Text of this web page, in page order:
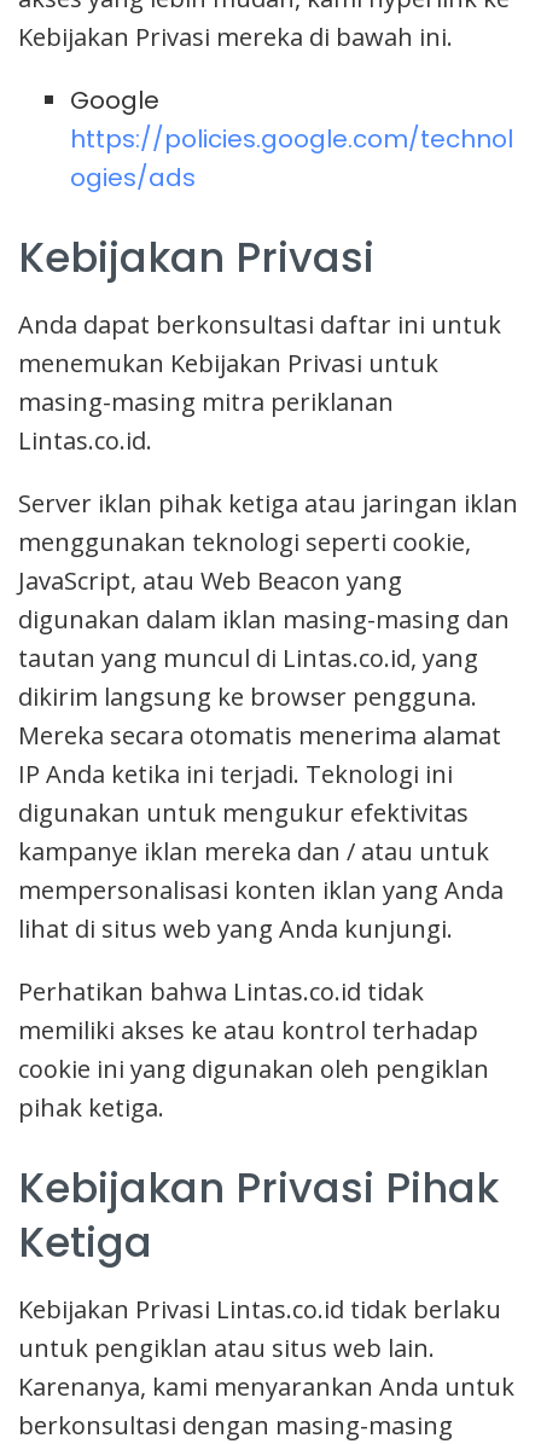
Kebijakan Privasi mereka di bawah ini.
Google
https://policies.google.com/technol
ogies/ads
Kebijakan Privasi
Anda dapat berkonsultasi daftar ini untuk
menemukan Kebijakan Privasi untuk
masing-masing mitra periklanan
Lintas.co.id.
Server iklan pihak ketiga atau jaringan iklan
menggunakan teknologi seperti cookie,
JavaScript, atau Web Beacon yang
digunakan dalam iklan masing-masing dan
tautan yang muncul di Lintas.co.id, yang
dikirim langsung ke browser pengguna.
Mereka secara otomatis menerima alamat
IP Anda ketika ini terjadi. Teknologi ini
digunakan untuk mengukur efektivitas
kampanye iklan mereka dan / atau untuk
mempersonalisasi konten iklan yang Anda
lihat di situs web yang Anda kunjungi.
Perhatikan bahwa Lintas.co.id tidak
memiliki akses ke atau kontrol terhadap
cookie ini yang digunakan oleh pengiklan
pihak ketiga.
Kebijakan Privasi Pihak
Ketiga
Kebijakan Privasi Lintas.co.id tidak berlaku
untuk pengiklan atau situs web lain.
Karenanya, kami menyarankan Anda untuk
berkonsultasi dengan masing-masing